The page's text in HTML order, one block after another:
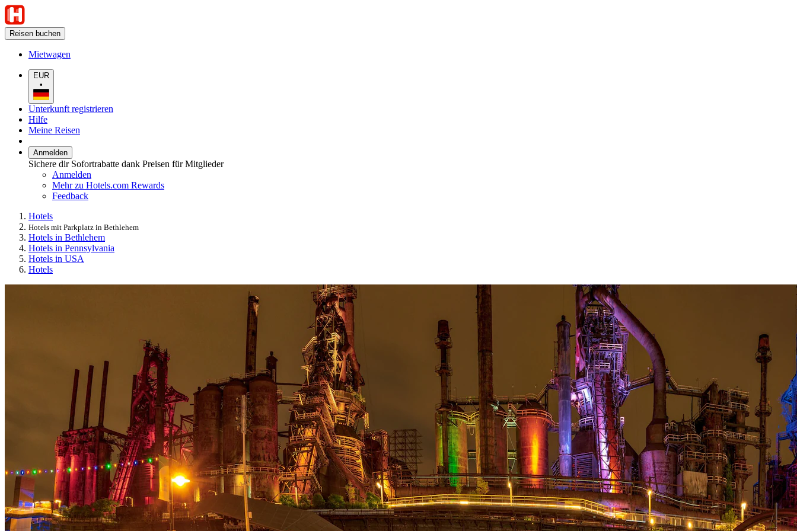
Reisen buchen
Mietwagen
EUR
•
Unterkunft registrieren
Hilfe
Meine Reisen
Anmelden
Sichere dir Sofortrabatte dank Preisen für Mitglieder
Anmelden
Mehr zu Hotels.com Rewards
Feedback
Hotels
Hotels mit Parkplatz in Bethlehem
Hotels in Bethlehem
Hotels in Pennsylvania
Hotels in USA
Hotels